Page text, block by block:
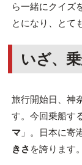
ら一緒にクイズ
とになり、とて
いざ、乗
旅行開始日、神
す。今回乗船す
マ」。日本に寄
きさ を誇ります。